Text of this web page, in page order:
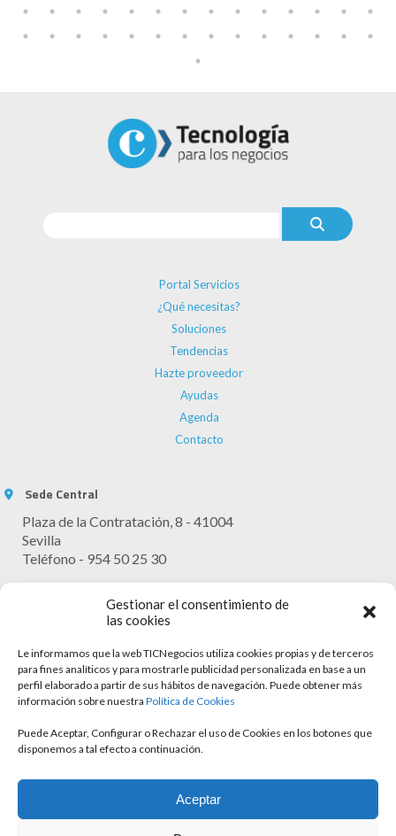
Gestionar el consentimiento de
las cookies
Le informamos que la web TICNegocios utiliza cookies propias y de terceros
para fines analíticos y para mostrarle publicidad personalizada en base a un
perfil elaborado a partir de sus hábitos de navegación. Puede obtener más
información sobre nuestra Política de Cookies
Puede Aceptar, Configurar o Rechazar el uso de Cookies en los botones que
disponemos a tal efecto a continuación.
Aceptar
Portal Servicios
¿Qué necesitas?
Soluciones
Tendencias
Hazte proveedor
Ayudas
Agenda
Contacto
Sede Central
Plaza de la Contratación, 8 - 41004
Sevilla
Teléfono - 954 50 25 30
Lunes - Viernes: 9:30 - 13:30
Aviso legal